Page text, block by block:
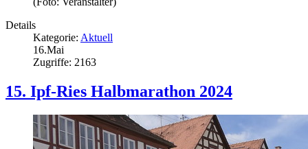
Details
Kategorie: Aktuell
16.Mai
Zugriffe: 2163
15. Ipf-Ries Halbmarathon 2024